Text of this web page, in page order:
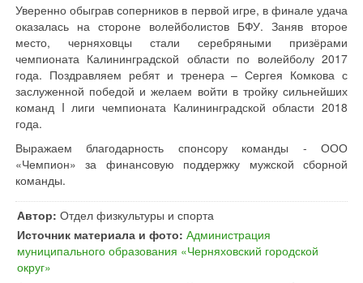
Уверенно обыграв соперников в первой игре, в финале удача
оказалась на стороне волейболистов БФУ. Заняв второе
место, черняховцы стали серебряными призёрами
чемпионата Калининградской области по волейболу 2017
года. Поздравляем ребят и тренера – Сергея Комкова с
заслуженной победой и желаем войти в тройку сильнейших
команд I лиги чемпионата Калининградской области 2018
года.
Выражаем благодарность спонсору команды - ООО
«Чемпион» за финансовую поддержку мужской сборной
команды.
Автор: Отдел физкультуры и спорта
Источник материала и фото: Администрация
муниципального образования «Черняховский городской
округ»